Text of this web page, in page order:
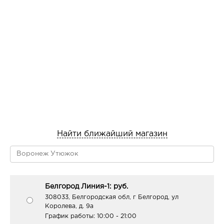
Найти ближайший магазин
Белгород Линия-1: руб.
308033, Белгородская обл, г Белгород, ул
Королева, д. 9а
График работы: 10:00 - 21:00